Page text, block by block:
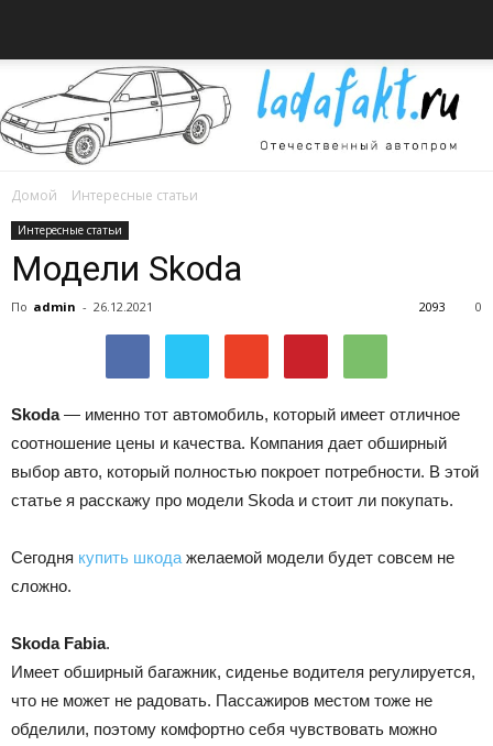
автомобилях
Домой Интересные статьи
Интересные статьи
Модели Skoda
По admin - 26.12.2021 0
2093
Skoda— именно тот автомобиль, который имеет отличное
соотношение цены и качества. Компания дает обширный
выбор авто, который полностью покроет потребности. В этой
статье я расскажу про модели Skoda и стоит ли покупать.
Сегодня купить шкода желаемой модели будет совсем не
сложно.
Skoda Fabia.
Имеет обширный багажник, сиденье водителя регулируется,
что не может не радовать. Пассажиров местом тоже не
обделили, поэтому комфортно себя чувствовать можно